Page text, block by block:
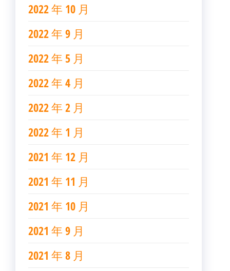
2022 年 10 月
2022 年 9 月
2022 年 5 月
2022 年 4 月
2022 年 2 月
2022 年 1 月
2021 年 12 月
2021 年 11 月
2021 年 10 月
2021 年 9 月
2021 年 8 月